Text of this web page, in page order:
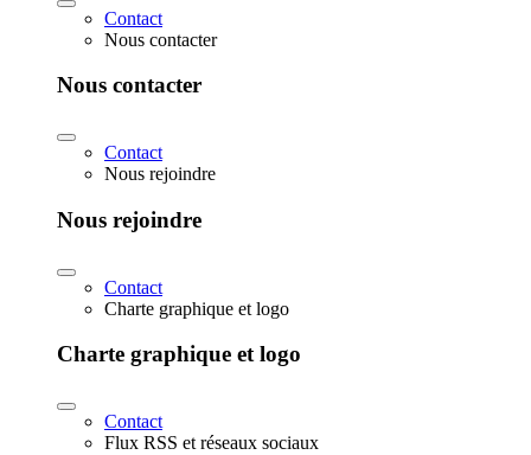
Contact
Nous contacter
Nous contacter
Contact
Nous rejoindre
Nous rejoindre
Contact
Charte graphique et logo
Charte graphique et logo
Contact
Flux RSS et réseaux sociaux